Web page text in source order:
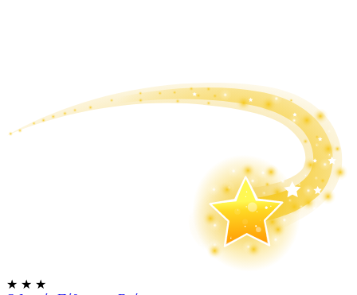
★ ★ ★